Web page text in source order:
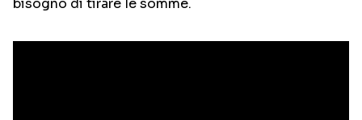
bisogno di tirare le somme.